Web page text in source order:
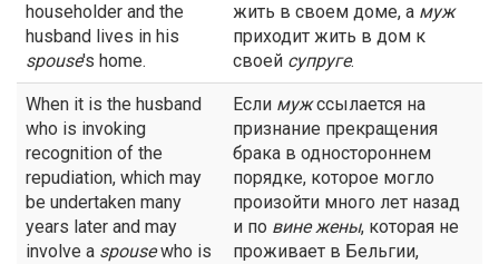
householder and the
husband lives in his
spouse's home.
жить в своем доме, а муж
приходит жить в дом к
своей супруге.
When it is the husband
who is invoking
recognition of the
repudiation, which may
be undertaken many
years later and may
involve a spousewho is
Если мужссылается на
признание прекращения
брака в одностороннем
порядке, которое могло
произойти много лет назад
и по вине жены, которая не
проживает в Бельгии,